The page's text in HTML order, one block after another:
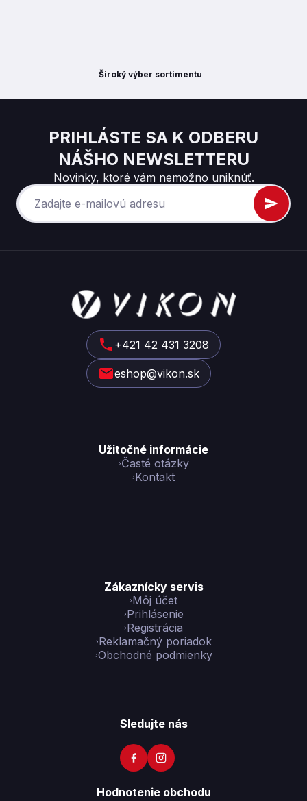
Široký výber sortimentu
PRIHLÁSTE SA K ODBERU
NÁŠHO NEWSLETTERU
Novinky, ktoré vám nemožno uniknúť.
+421 42 431 3208
eshop@vikon.sk
Užitočné informácie
Časté otázky
Kontakt
Zákaznícky servis
Môj účet
Prihlásenie
Registrácia
Reklamačný poriadok
Obchodné podmienky
Sledujte nás
Hodnotenie obchodu